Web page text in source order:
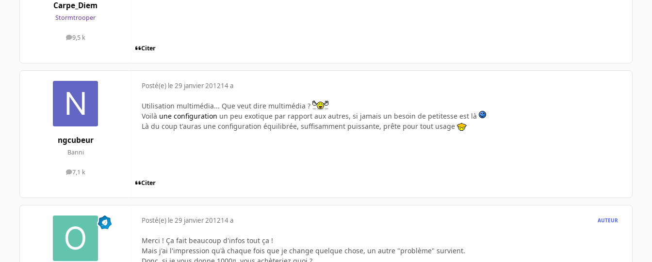
Carpe_Diem
Stormtrooper
9,5 k
messages
Citer
ngcubeur
Banni
7,1 k
messages
Posté(e) le 29 janvier 201214 a
Utilisation multimédia... Que veut dire multimédia ?
Voilà une configuration un peu exotique par rapport aux autres, si jamais un besoin de petitesse est là
Là du coup t'auras une configuration équilibrée, suffisamment puissante, prête pour tout usage
Citer
Posté(e) le 29 janvier 201214 a AUTEUR
Merci ! Ça fait beaucoup d'infos tout ça !
Mais j'ai l'impression qu'à chaque fois que je change quelque chose, un autre "problème" survient.